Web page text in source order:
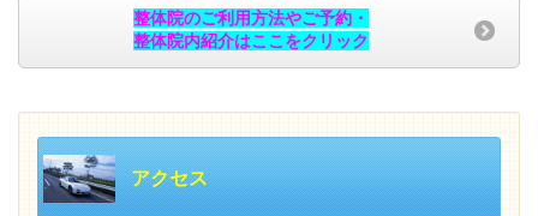
整体院のご利用方法やご予約・
整体院内紹介はここをクリック
アクセス